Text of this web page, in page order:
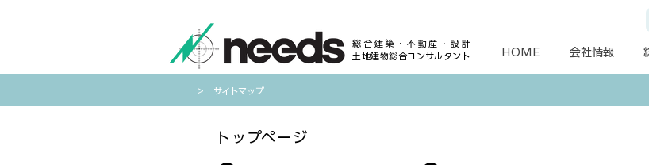
総合建築・不動産・設計
土地建物総合コンサルタント
HOME 会社情報
​＞ サイトマップ
​トップページ